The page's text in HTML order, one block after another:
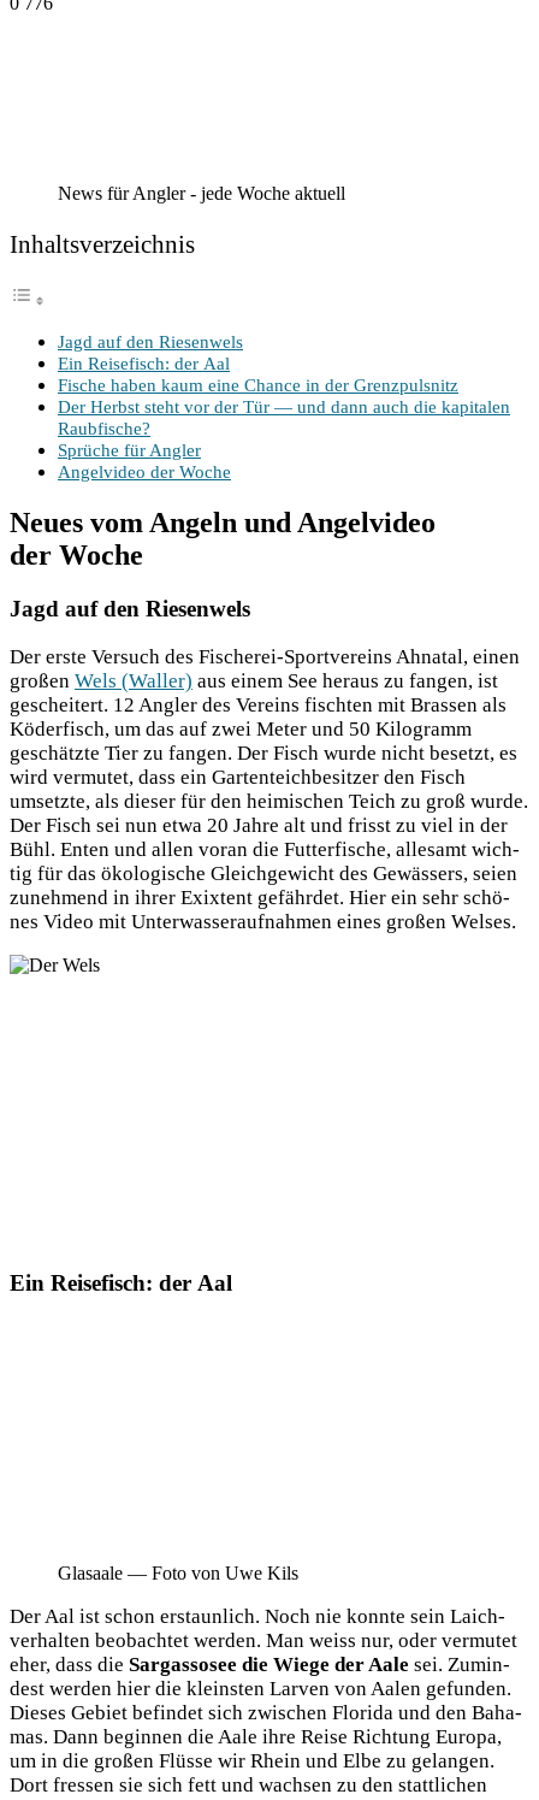
News für Angler - jede Woche aktuell
Inhalts­ver­zeich­nis
Jagd auf den Riesenwels
Ein Rei­se­fisch: der Aal
Fische haben kaum eine Chan­ce in der Grenzpulsnitz
Der Herbst steht vor der Tür — und dann auch die kapi­ta­len
Raubfische?
Sprü­che für Angler
Angel­vi­deo der Woche
Neues vom Angeln und Angelvideo
der Woche
Jagd auf den Riesenwels
Der ers­te Ver­such des Fische­rei-Sport­ver­eins Ahn­atal, einen
gro­ßen Wels (Wal­ler) aus einem See her­aus zu fan­gen, ist
geschei­tert. 12 Ang­ler des Ver­eins fisch­ten mit Bras­sen als
Köder­fisch, um das auf zwei Meter und 50 Kilo­gramm
geschätz­te Tier zu fan­gen. Der Fisch wur­de nicht besetzt, es
wird ver­mu­tet, dass ein Gar­ten­teich­be­sit­zer den Fisch
umsetz­te, als die­ser für den hei­mi­schen Teich zu groß wur­de.
Der Fisch sei nun etwa 20 Jah­re alt und frisst zu viel in der
Bühl. Enten und allen vor­an die Fut­ter­fi­sche, alle­samt wich­
tig für das öko­lo­gi­sche Gleich­ge­wicht des Gewäs­sers, sei­en
zuneh­mend in ihrer Exixt­ent gefähr­det. Hier ein sehr schö­
nes Video mit Unter­was­ser­auf­nah­men eines gro­ßen Welses.
Ein Reisefisch: der Aal
Glas­aa­le — Foto von Uwe Kils
Der Aal ist schon erstaun­lich. Noch nie konn­te sein Laich­
ver­hal­ten beob­ach­tet wer­den. Man weiss nur, oder ver­mu­tet
eher, dass die Sar­gas­so­see die Wie­ge der Aale sei. Zumin­
dest wer­den hier die kleins­ten Lar­ven von Aalen gefun­den.
Die­ses Gebiet befin­det sich zwi­schen Flo­ri­da und den Baha­
mas. Dann begin­nen die Aale ihre Rei­se Rich­tung Euro­pa,
um in die gro­ßen Flüs­se wir Rhein und Elbe zu gelan­gen.
Dort fres­sen sie sich fett und wach­sen zu den statt­li­chen